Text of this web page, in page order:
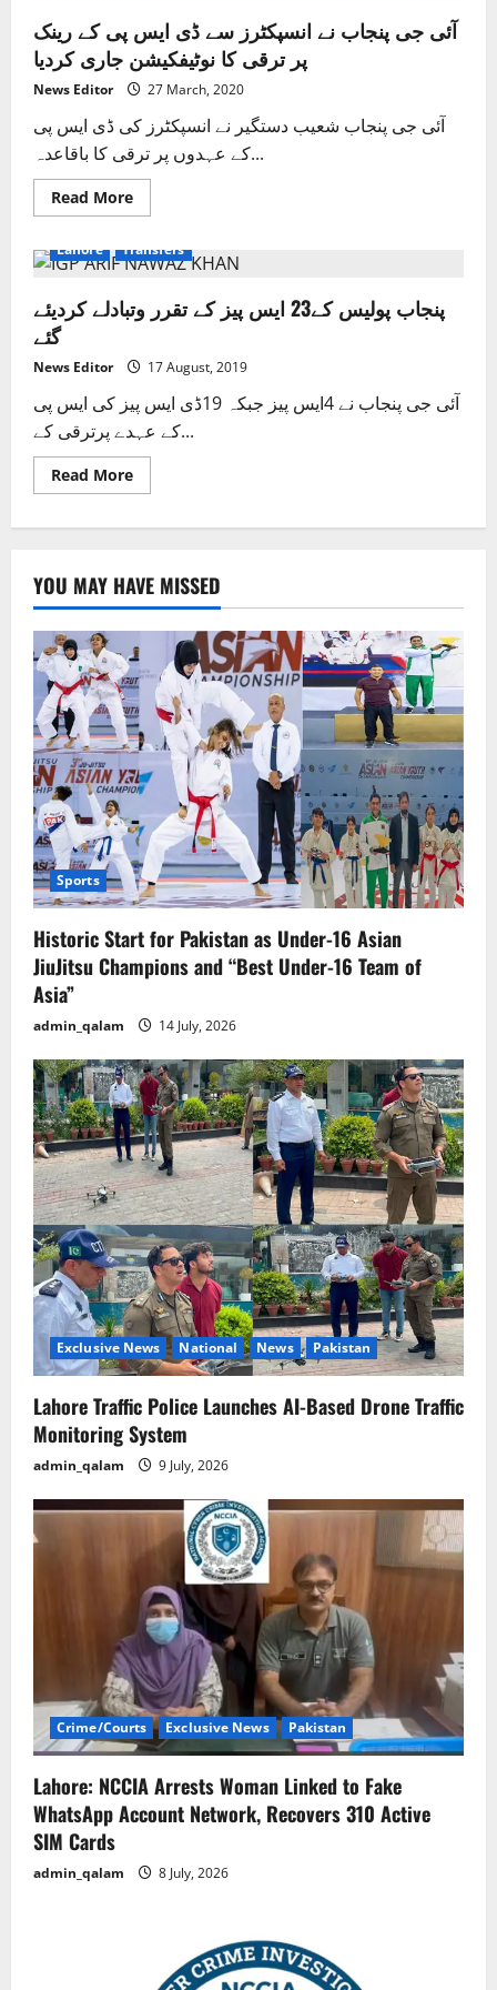
آئی جی پنجاب نے انسپکٹرز سے ڈی ایس پی کے رینک
پر ترقی کا نوٹیفکیشن جاری کردیا
News Editor 27 March, 2020
آئی جی پنجاب شعیب دستگیر نے انسپکٹرز کی ڈی ایس پی
کے عہدوں پر ترقی کا باقاعدہ...
Read MoreRead
more
جی
پنجاب
انسپکٹرز
سے
پی
رینک
پر
ترقی
کا
نوٹیفکیشن
جاری
کردیا
Lahore Transfers
پنجاب پولیس کے23 ایس پیز کے تقرر وتبادلے کردیئے
گئے
News Editor 17 August, 2019
آئی جی پنجاب نے 4ایس پیز جبکہ 19ڈی ایس پیز کی ایس پی
کے عہدے پرترقی کے...
Read MoreRead
more
پیز
کے
تقرر
وتبادلے
کردیئے
گئے
YOU MAY HAVE MISSED
Sports
Historic Start for Pakistan as Under-16 Asian
JiuJitsu Champions and “Best Under-16 Team of
Asia”
admin_qalam 14 July, 2026
Exclusive News National News Pakistan
Lahore Traffic Police Launches AI-Based Drone Traffic
Monitoring System
admin_qalam 9 July, 2026
Crime/Courts Exclusive News Pakistan
Lahore: NCCIA Arrests Woman Linked to Fake
WhatsApp Account Network, Recovers 310 Active
SIM Cards
admin_qalam 8 July, 2026